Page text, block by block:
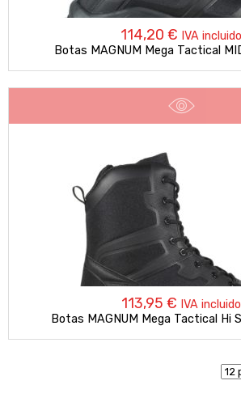
114,20 € IVA incluido
Botas MAGNUM Mega Tactical
113,95 € IVA incluido
Botas MAGNUM Mega Tactical Hi